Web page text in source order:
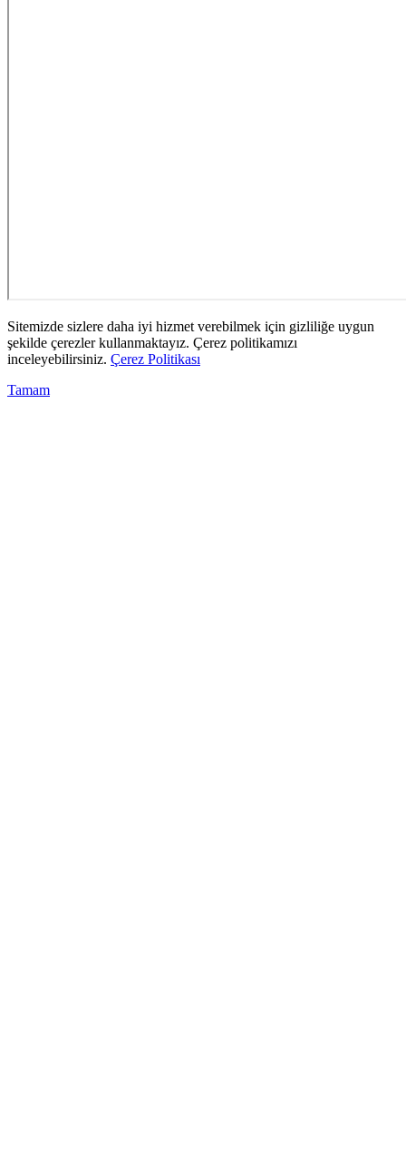
Sitemizde sizlere daha iyi hizmet verebilmek için gizliliğe uygun
şekilde çerezler kullanmaktayız. Çerez politikamızı
inceleyebilirsiniz. Çerez Politikası
Tamam